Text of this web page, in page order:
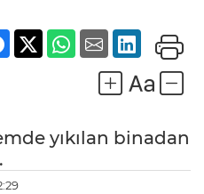
yıkılan binadan